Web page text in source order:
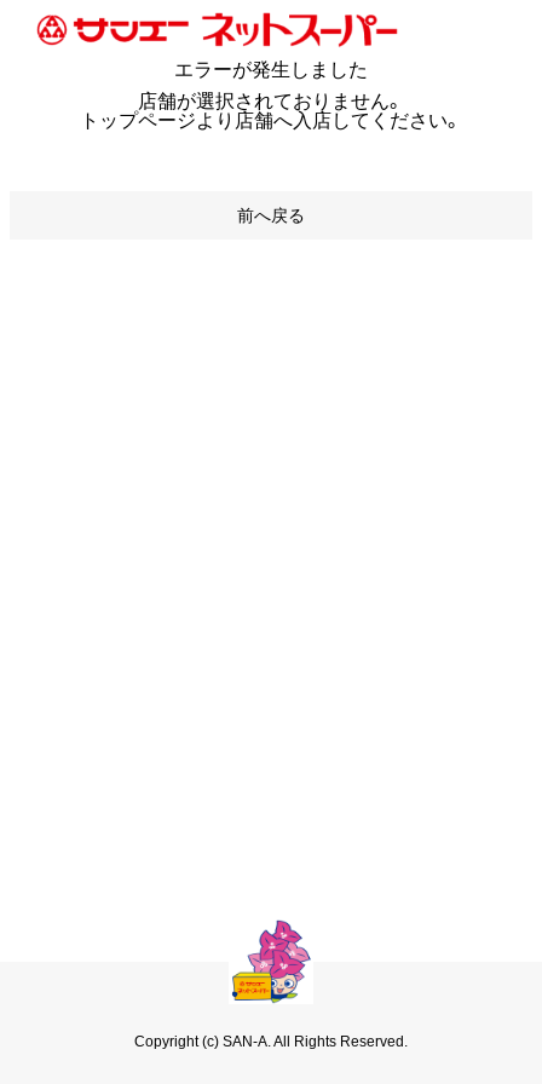
エラーが発生しました
店舗が選択されておりません。
トップページより店舗へ入店してください。
前へ戻る
Copyright (c) SAN-A. All Rights Reserved.